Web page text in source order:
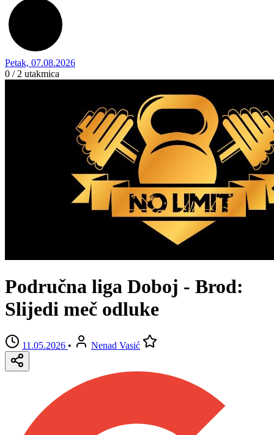
Petak, 07.08.2026
0 / 2 utakmica
Područna liga Doboj - Brod:
Slijedi meč odluke
11.05.2026 • Nenad Vasić